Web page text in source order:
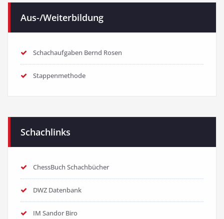
Aus-/Weiterbildung
Schachaufgaben Bernd Rosen
Stappenmethode
Schachlinks
ChessBuch Schachbücher
DWZ Datenbank
IM Sandor Biro